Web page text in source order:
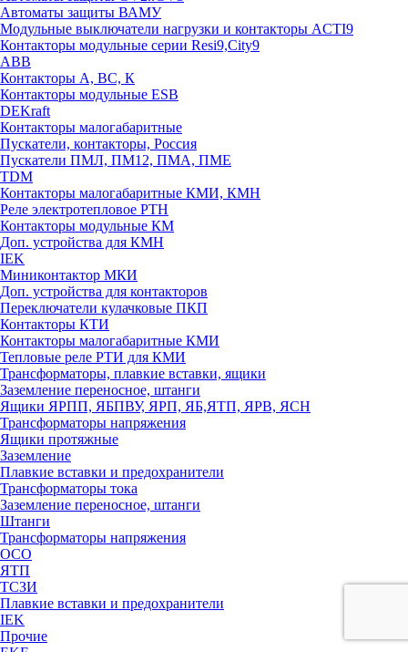
Автоматы защиты ВАМУ
Модульные выключатели нагрузки и контакторы ACTI9
Контакторы модульные серии Resi9,City9
ABB
Контакторы А, ВС, К
Контакторы модульные ESB
DEKraft
Контакторы малогабаритные
Пускатели, контакторы, Россия
Пускатели ПМЛ, ПМ12, ПМА, ПМЕ
TDM
Контакторы малогабаритные КМИ, КМН
Реле электротепловое РТН
Контакторы модульные КМ
Доп. устройства для КМН
IEK
Миниконтактор МКИ
Доп. устройства для контакторов
Переключатели кулачковые ПКП
Контакторы КТИ
Контакторы малогабаритные КМИ
Тепловые реле РTИ для КМИ
Трансформаторы, плавкие вставки, ящики
Заземление переносное, штанги
Ящики ЯРПП, ЯБПВУ, ЯРП, ЯБ,ЯТП, ЯРВ, ЯСН
Трансформаторы напряжения
Ящики протяжные
Заземление
Плавкие вставки и предохранители
Трансформаторы тока
Заземление переносное, штанги
Штанги
Трансформаторы напряжения
ОСО
ЯТП
ТСЗИ
Плавкие вставки и предохранители
IEK
Прочие